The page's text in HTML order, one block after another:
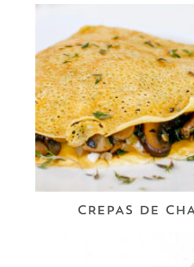
CREPAS DE